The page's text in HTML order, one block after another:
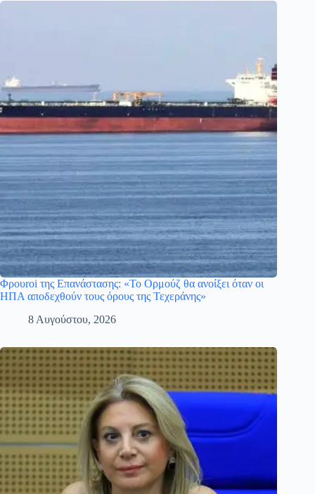
Φρουroi της Επανάστασης: «Το Ορμούζ θα ανοίξει όταν οι
ΗΠΑ αποδεχθούν τους όρους της Τεχεράνης»
8 Αυγούστου, 2026